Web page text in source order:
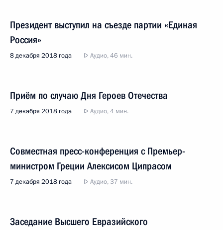
Президент выступил на съезде партии «Единая
Россия»
8 декабря 2018 года Аудио, 46 мин.
Приём по случаю Дня Героев Отечества
7 декабря 2018 года Аудио, 4 мин.
Совместная пресс-конференция с Премьер-
министром Греции Алексисом Ципрасом
7 декабря 2018 года Аудио, 37 мин.
Заседание Высшего Евразийского